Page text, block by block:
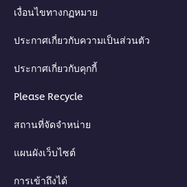
เงื่อนไขทางกฏหมาย
ประกาศเกี่ยวกับความเป็นส่วนตัว
ประกาศเกี่ยวกับคุกกี้
Please Recycle
สถานที่จัดจำหน่าย
แผนผังเว็บไซต์
การเข้าถึงได้